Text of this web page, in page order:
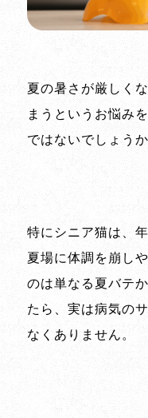
夏の暑さが厳しく
まうというお悩み
ではないでしょうか
特にシニア猫は、
夏場に体調を崩し
のは単なる夏バテ
たら、実は病気の
なくありません。